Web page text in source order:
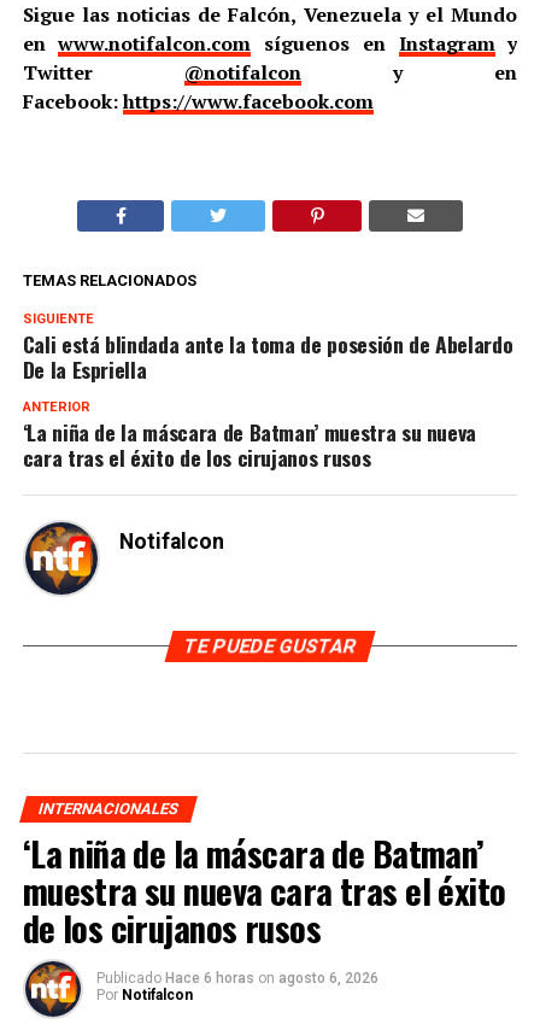
Sigue las noticias de Falcón, Venezuela y el Mundo
enwww.notifalcon.com síguenos en Instagramy
Twitter @notifalcony en
Facebook:https://www.facebook.com
TEMAS RELACIONADOS
SIGUIENTE
Cali está blindada ante la toma de posesión de Abelardo
De la Espriella
ANTERIOR
‘La niña de la máscara de Batman’ muestra su nueva
cara tras el éxito de los cirujanos rusos
Notifalcon
TE PUEDE GUSTAR
INTERNACIONALES
‘La niña de la máscara de Batman’
muestra su nueva cara tras el éxito
de los cirujanos rusos
Publicado Hace 6 horas on agosto 6, 2026
Por Notifalcon